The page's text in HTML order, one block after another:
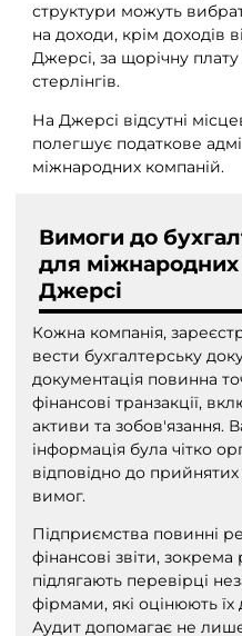
структури можуть
на доходи, крім доходів
Джерсі, за щорічну
стерлінгів.
На Джерсі відсутні
полегшує податкове
міжнародних компаній.
Вимоги до
для міжнародних
Джерсі
Кожна компанія,
вести бухгалтерську
документація повинна
фінансові транзакції,
активи та зобов'язання.
інформація була чітко
відповідно до прийнятих
вимог.
Підприємства повинні
фінансові звіти, зокрема
підлягають перевірці
фірмами, які оцінюють їх
Аудит допомагає не